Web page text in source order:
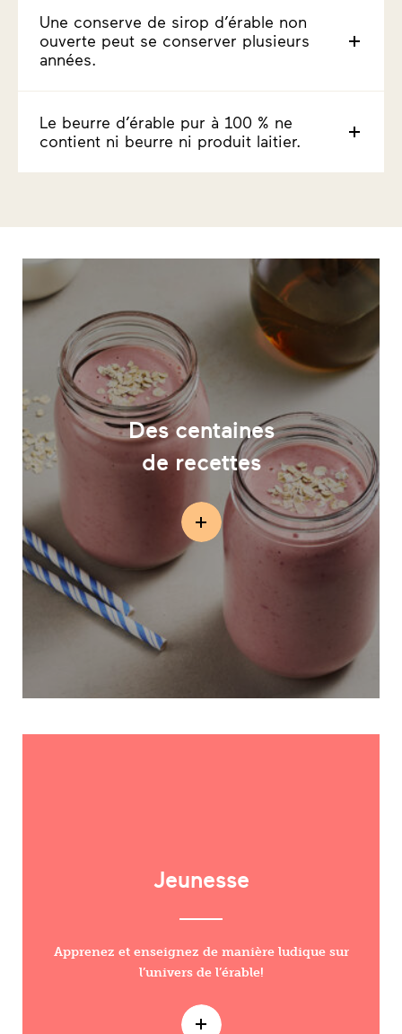
Une conserve de sirop d’érable non
ouverte peut se conserver plusieurs
années.
Le beurre d’érable pur à 100 % ne
contient ni beurre ni produit laitier.
Des centaines
de recettes
Jeunesse
Apprenez et enseignez de manière ludique sur
l’univers de l’érable!